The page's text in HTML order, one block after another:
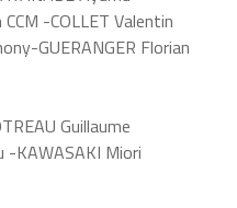
-COLLET Valentin
GUERANGER Florian
Guillaume
KAWASAKI Miori